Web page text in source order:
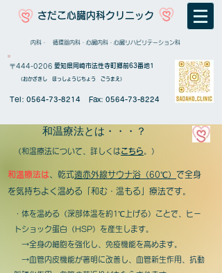
さだこ心臓内科クリニック
​内科・ 循環器内科・心臓内科・心臓リハビリテーション科
〒444-0206 愛知県岡崎市法性寺町郷前63番地1
（おかざきし ほっしょうじちょう ごうまえ）
Tel: 0564-73-8214 Fax: 0564-73-8224
​和温療法とは・・・？
（和温療法について、詳しくはこちら 。）
和温療法は 、乾式遠赤外線サウナ浴（60℃） で全身
を気持ちよく温める「和む・温もる」療法です。
・体を温める（深部体温を約1℃上げる）ことで、ヒー
トショック蛋白（HSP）を産生します。
→全身の細胞を強化し、免疫機能を高めます。
→血管内皮機能が著明に改善し、血管新生作用、抗動